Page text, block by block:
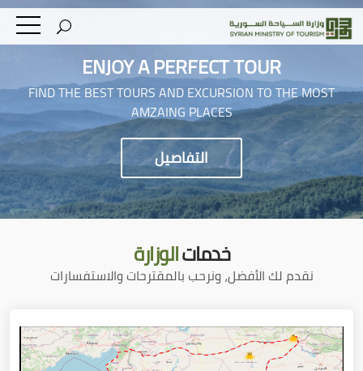
ENJOY A PERFECT TOUR
FIND THE BEST TOURS AND EXCURSION TO THE MOST
AMZAING PLACES
التفاصيل
خدماتالوزارة
نقدم لك الأفضل، ونرحب بالمقترحات والاستفسارات